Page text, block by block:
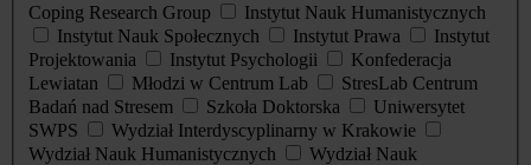
Coping Research Group
Instytut Nauk Humanistycznych
Instytut Nauk Społecznych
Instytut Prawa
Instytut
Projektowania
Instytut Psychologii
Konfederacja
Lewiatan
Młodzi w Centrum Lab
StresLab Centrum
Badań nad Stresem
Szkoła Doktorska
Uniwersytet
SWPS
Wydział Interdyscyplinarny w Krakowie
Wydział Nauk Humanistycznych
Wydział Nauk